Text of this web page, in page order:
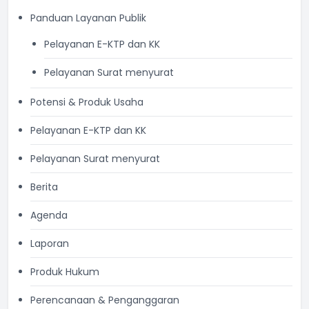
Panduan Layanan Publik
Pelayanan E-KTP dan KK
Pelayanan Surat menyurat
Potensi & Produk Usaha
Pelayanan E-KTP dan KK
Pelayanan Surat menyurat
Berita
Agenda
Laporan
Produk Hukum
Perencanaan & Penganggaran